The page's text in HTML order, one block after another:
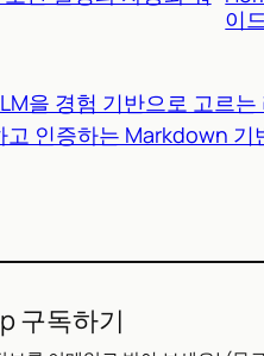
이
을 경험 기반으로 고르는
인증하는 Markdown 기
구독하기